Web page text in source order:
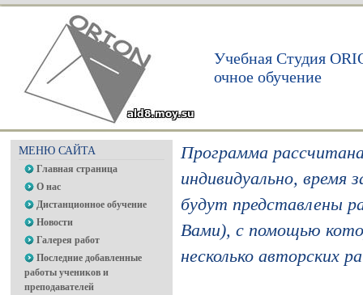
Учебная Студия
очное обучение
МЕНЮ САЙТА
Главная страница
О нас
Дистанционное обучение
Новости
Галерея работ
Последние добавленные
работы учеников и
преподавателей
Программа
индивидуально, время
будут представлены
Вами), с помощью
несколько авторских